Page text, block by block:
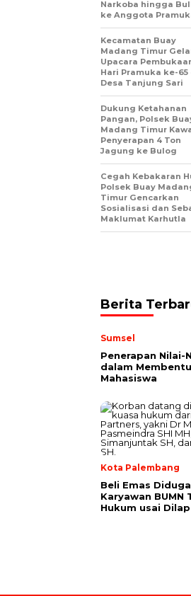
Narkoba hingga
ke Anggota
Kecamatan Buay
Madang Timur
Upacara
Hari Pramuka ke-65
Desa Tanjung Sari
Dukung Ketahanan
Pangan, Polsek
Madang Timur
Penyerapan 4 Ton
Jagung ke Bulog
Cegah Kebakaran
Polsek Buay
Timur Gencarkan
Sosialisasi dan
Maklumat Karhutla
Berita
Sumsel
Penerapan Nilai-
dalam
Mahasiswa
Kota Palembang
Beli Emas
Karyawan BUMN
Hukum usai